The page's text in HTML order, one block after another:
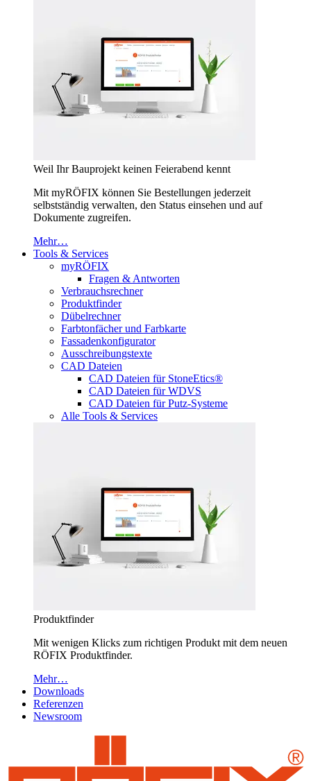
Weil Ihr Bauprojekt keinen Feierabend kennt
Mit myRÖFIX können Sie Bestellungen jederzeit
selbstständig verwalten, den Status einsehen und auf
Dokumente zugreifen.
Mehr…
Tools & Services
myRÖFIX
Fragen & Antworten
Verbrauchsrechner
Produktfinder
Dübelrechner
Farbtonfächer und Farbkarte
Fassadenkonfigurator
Ausschreibungstexte
CAD Dateien
CAD Dateien für StoneEtics®
CAD Dateien für WDVS
CAD Dateien für Putz-Systeme
Alle Tools & Services
Produktfinder
Mit wenigen Klicks zum richtigen Produkt mit dem neuen
RÖFIX Produktfinder.
Mehr…
Downloads
Referenzen
Newsroom